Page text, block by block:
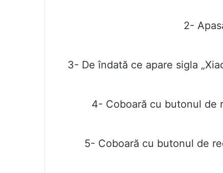
2-
3- De îndată ce apare sigla
4- Coboară cu butonul de
5- Coboară cu butonul de